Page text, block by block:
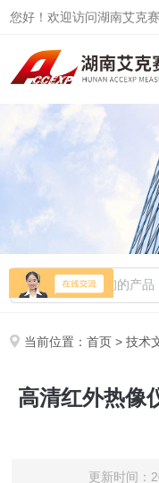
您好！欢迎访问湖南艾克
当前位置：首页 >技术
高清红外热像
更新时间